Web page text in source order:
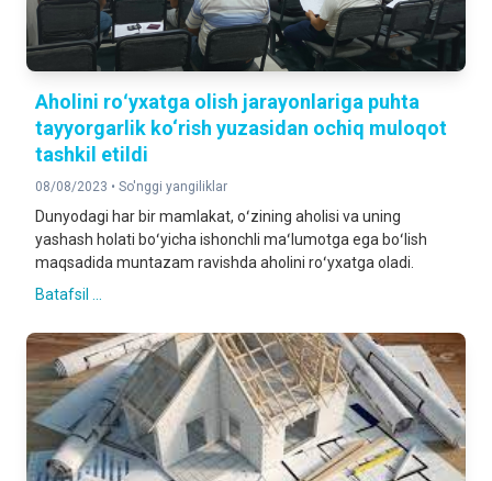
Aholini roʻyxatga olish jarayonlariga puhta
tayyorgarlik ko‘rish yuzasidan ochiq muloqot
tashkil etildi
08/08/2023 • So'nggi yangiliklar
Dunyodagi har bir mamlakat, oʻzining aholisi va uning
yashash holati boʻyicha ishonchli maʻlumotga ega boʻlish
maqsadida muntazam ravishda aholini roʻyxatga oladi.
Batafsil ...